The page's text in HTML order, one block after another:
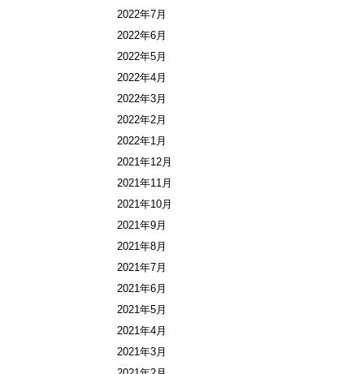
2022年7月
2022年6月
2022年5月
2022年4月
2022年3月
2022年2月
2022年1月
2021年12月
2021年11月
2021年10月
2021年9月
2021年8月
2021年7月
2021年6月
2021年5月
2021年4月
2021年3月